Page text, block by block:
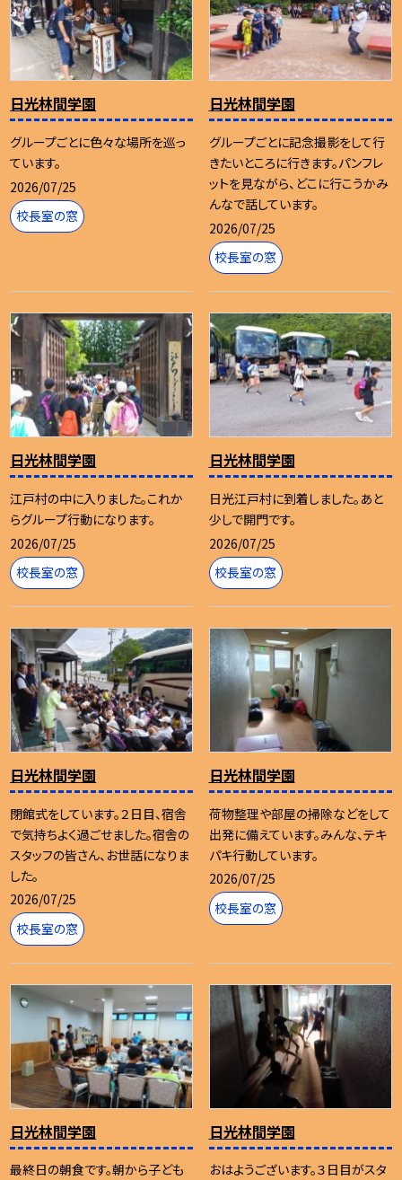
日光林間学園
グループごとに色々な場所を巡っ
ています。
2026/07/25
校長室の窓
日光林間学園
グループごとに記念撮影をして行
きたいところに行きます。パンフレ
ットを見ながら、どこに行こうかみ
んなで話しています。
2026/07/25
校長室の窓
日光林間学園
江戸村の中に入りました。これか
らグループ行動になります。
2026/07/25
校長室の窓
日光林間学園
日光江戸村に到着しました。あと
少しで開門です。
2026/07/25
校長室の窓
日光林間学園
閉館式をしています。２日目、宿舎
で気持ちよく過ごせました。宿舎の
スタッフの皆さん、お世話になりま
した。
2026/07/25
校長室の窓
日光林間学園
荷物整理や部屋の掃除などをして
出発に備えています。みんな、テキ
パキ行動しています。
2026/07/25
校長室の窓
日光林間学園
最終日の朝食です。朝から子ども
日光林間学園
おはようございます。３日目がスタ